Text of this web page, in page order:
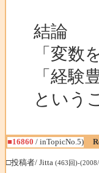
結論
「変
「経験
という
■16860 / inTopicNo.5)
□投稿者/ Jitta (463回)-